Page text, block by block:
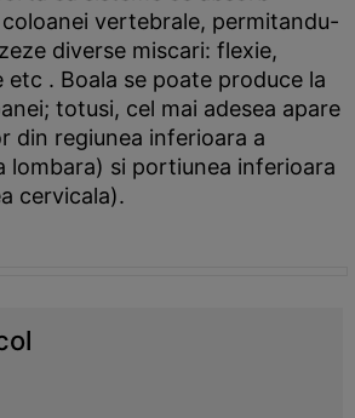
vertebrale, permitandu-
diverse miscari: flexie,
etc . Boala se poate produce la
totusi, cel mai adesea apare
din regiunea inferioara a
lombara) si portiunea inferioara
cervicala).